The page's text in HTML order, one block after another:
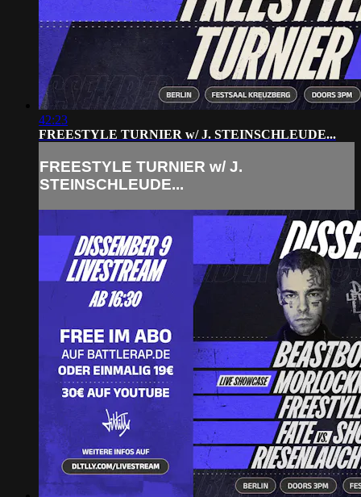
42:23
FREESTYLE TURNIER w/ J. STEINSCHLEUDE...
FREESTYLE TURNIER w/ J.
STEINSCHLEUDE...